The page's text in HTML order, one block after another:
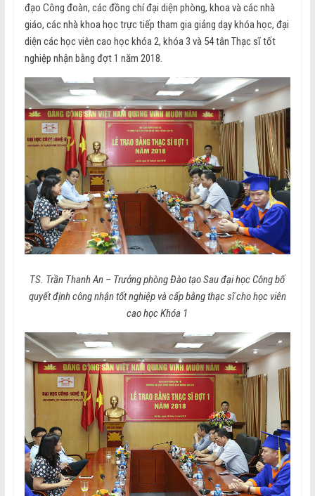
đạo Công đoàn, các đồng chí đại diện phòng, khoa và các nhà
giáo, các nhà khoa học trực tiếp tham gia giảng dạy khóa học, đại
diện các học viên cao học khóa 2, khóa 3 và 54 tân Thạc sĩ tốt
nghiệp nhận bằng đợt 1 năm 2018.
TS. Trần Thanh An – Trưởng phòng Đào tạo Sau đại học Công bố
quyết định công nhận tốt nghiệp và cấp bằng thạc sĩ cho học viên
cao học Khóa 1